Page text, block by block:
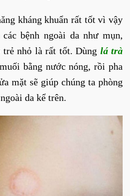
kháng khuẩn rất tốt vì vậy
bệnh ngoài da như mụn,
nhỏ là rất tốt. Dùng lá trà
bằng nước nóng, rồi pha
mặt sẽ giúp chúng ta phòng
da kể trên.